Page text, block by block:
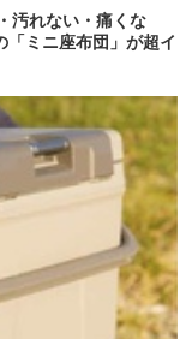
汚れない・痛くな
「ミニ座布団」が超イ